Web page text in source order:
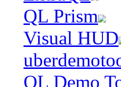
QL Prism
Visual HUD
QL Demo